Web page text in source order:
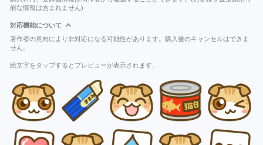
能な情報は含まれません)
対応機能について
著作者の意向により非対応になる可能性があります。購入後のキャンセルはできま
せん。
絵文字をタップするとプレビューが表示されます。